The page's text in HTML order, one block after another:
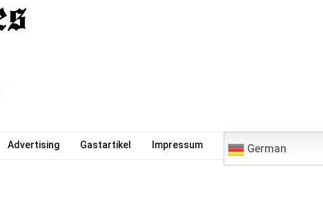
Advertising Gastartikel Impressum German